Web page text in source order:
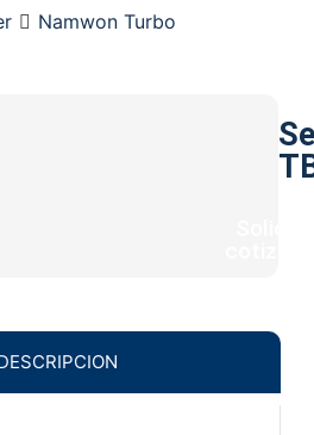
Namwon Turbo